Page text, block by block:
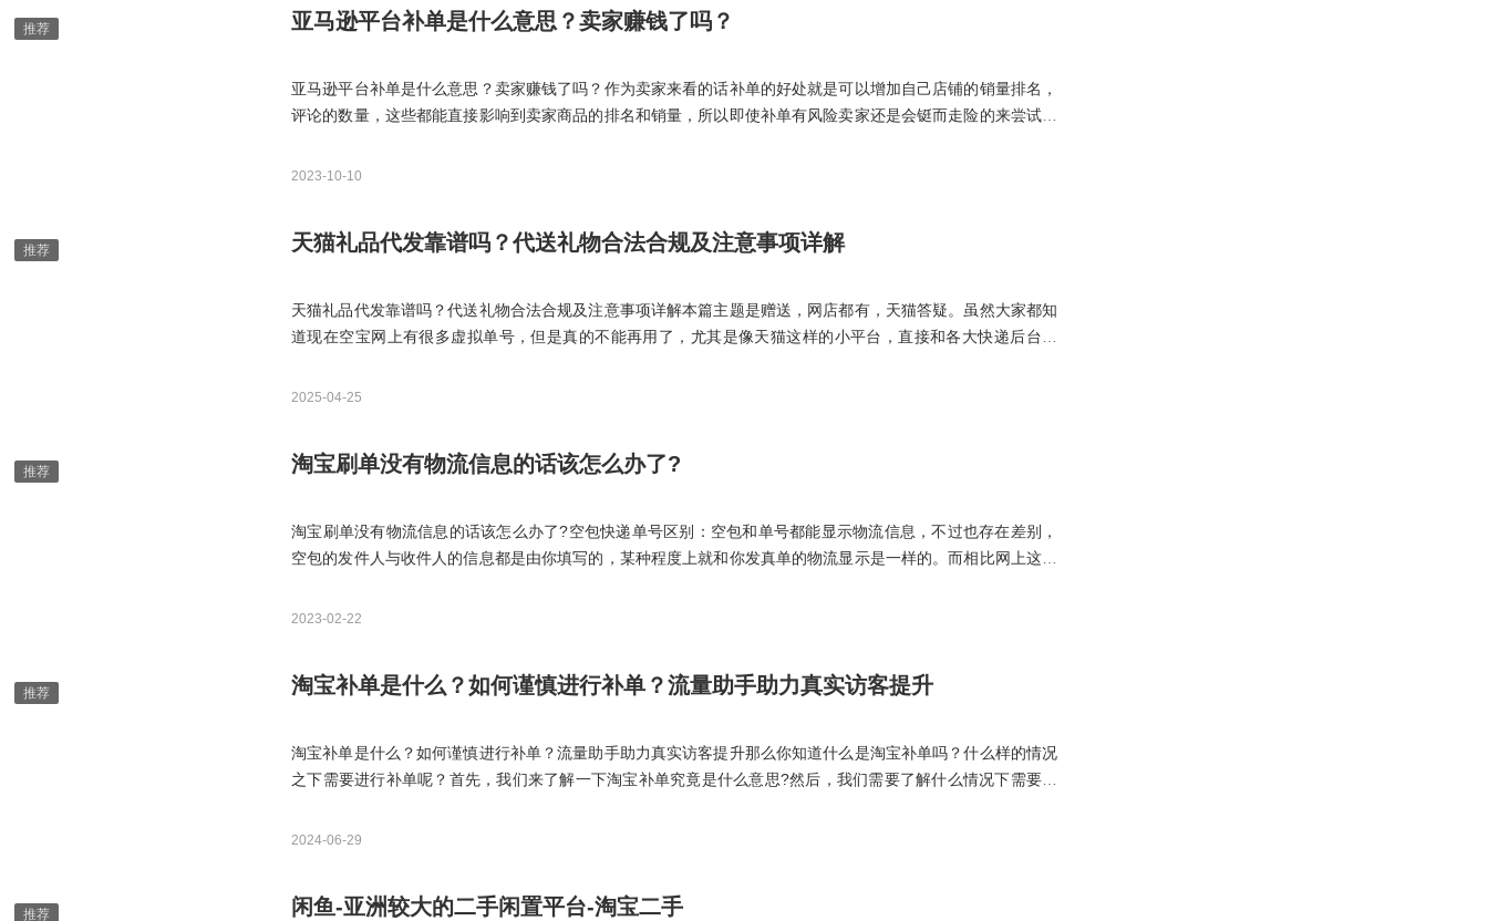
亚马逊平台补单是什么意思？卖家赚钱了吗？
亚马逊平台补单是什么意思？卖家赚钱了吗？作为卖家来看的话补单的好处就是可以增加自己店铺的销量排名，
评论的数量，这些都能直接影响到卖家商品的排名和销量，所以即使补单有风险卖家还是会铤而走险的来尝试补
交易的行为来提高店铺的销量，给自己的店铺获得更多的好评。
2023-10-10
天猫礼品代发靠谱吗？代送礼物合法合规及注意事项详解
天猫礼品代发靠谱吗？代送礼物合法合规及注意事项详解本篇主题是赠送，网店都有，天猫答疑。虽然大家都知
道现在空宝网上有很多虚拟单号，但是真的不能再用了，尤其是像天猫这样的小平台，直接和各大快递后台合
2025-04-25
淘宝刷单没有物流信息的话该怎么办了?
淘宝刷单没有物流信息的话该怎么办了?空包快递单号区别：空包和单号都能显示物流信息，不过也存在差别，
空包的发件人与收件人的信息都是由你填写的，某种程度上就和你发真单的物流显示是一样的。而相比网上这种
该怎么办，可以利用其他平台物流单号、或者发空包或者真实发货等方法进行发货。
2023-02-22
淘宝补单是什么？如何谨慎进行补单？流量助手助力真实访客提升
淘宝补单是什么？如何谨慎进行补单？流量助手助力真实访客提升那么你知道什么是淘宝补单吗？什么样的情况
之下需要进行补单呢？首先，我们来了解一下淘宝补单究竟是什么意思?然后，我们需要了解什么情况下需要补
介绍，您应该已经对淘宝补单有了大致的了解了吧。
2024-06-29
闲鱼-亚洲较大的二手闲置平台-淘宝二手